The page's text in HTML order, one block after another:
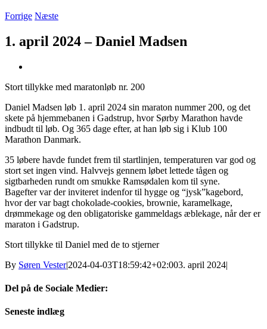
Forrige Næste
1. april 2024 – Daniel Madsen
billede
Stort tillykke med maratonløb nr. 200
Daniel Madsen løb 1. april 2024 sin maraton nummer 200, og det
skete på hjemmebanen i Gadstrup, hvor Sørby Marathon havde
indbudt til løb. Og 365 dage efter, at han løb sig i Klub 100
Marathon Danmark.
35 løbere havde fundet frem til startlinjen, temperaturen var god og
stort set ingen vind. Halvvejs gennem løbet lettede tågen og
sigtbarheden rundt om smukke Ramsødalen kom til syne.
Bagefter var der inviteret indenfor til hygge og “jysk”kagebord,
hvor der var bagt chokolade-cookies, brownie, karamelkage,
drømmekage og den obligatoriske gammeldags æblekage, når der er
maraton i Gadstrup.
Stort tillykke til Daniel med de to stjerner
By Søren Vester|2024-04-03T18:59:42+02:003. april 2024|
Del på de Sociale Medier:
Facebook
X
LinkedIn
Pinterest
E-
Seneste indlæg